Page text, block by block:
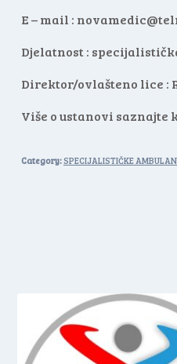
E – mail :
Djelatnost :
Direktor/ovlašteno lice :
Više o ustanovi
Category:SPECIJALISTIČKE